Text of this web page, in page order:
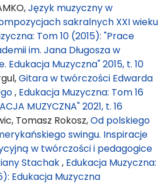
Język muzyczny w
sakralnych XXI wieku
Tom 10 (2015): "Prace
im. Jana Długosza w
Edukacja Muzyczna" 2015, t. 10
Gitara w twórczości Edwarda
, Edukacja Muzyczna: Tom 16
MUZYCZNA" 2021, t. 16
Tomasz Rokosz,Od polskiego
swingu. Inspiracje
w twórczości i pedagogice
Stachak, Edukacja Muzyczna:
Edukacja Muzyczna